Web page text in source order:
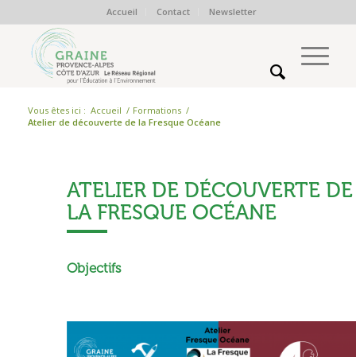
Accueil Contact Newsletter
Vous êtes ici : Accueil / Formations /
Atelier de découverte de la Fresque Océane
ATELIER DE DÉCOUVERTE DE
LA FRESQUE OCÉANE
Objectifs